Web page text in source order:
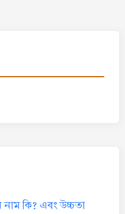
নাম কি? এবং উচ্চতা